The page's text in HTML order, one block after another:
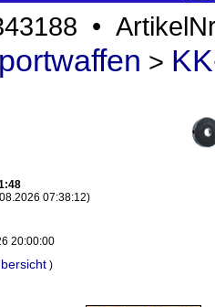
•
>
07:38:12)
20:00:00
)